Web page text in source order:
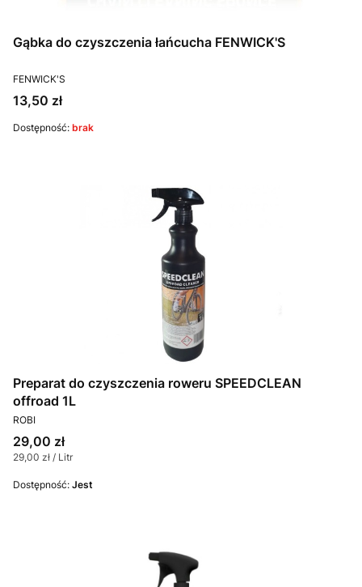
Gąbka do czyszczenia łańcucha FENWICK'S
PRODUCENT
FENWICK'S
Cena
13,50 zł
Dostępność: brak
Preparat do czyszczenia roweru SPEEDCLEAN
offroad 1L
PRODUCENT
ROBI
Cena
29,00 zł
Cena jednostkowa
29,00 zł / Litr
Dostępność: Jest